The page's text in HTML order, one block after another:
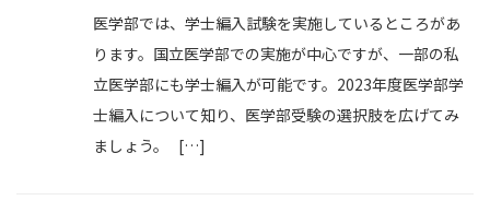
医学部では、学士編入試験を実施しているところがあ
ります。国立医学部での実施が中心ですが、一部の私
立医学部にも学士編入が可能です。2023年度医学部学
士編入について知り、医学部受験の選択肢を広げてみ
ましょう。 […]